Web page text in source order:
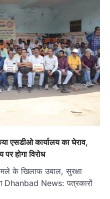
एसडीओ कार्यालय का घेराव,
पर होगा विरोध
के खिलाफ उबाल, सुरक्षा
Dhanbad News: पत्रकारों